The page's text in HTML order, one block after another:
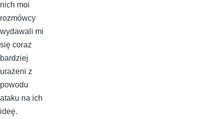
nich moi
rozmówcy
wydawali mi
się coraz
bardziej
urażeni z
powodu
ataku na ich
ideę.